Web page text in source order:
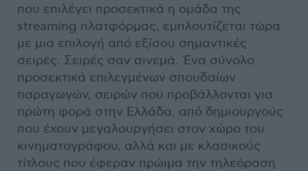
που επιλέγει προσεκτικά η ομάδα της
streaming πλατφόρμας, εμπλουτίζεται τώρα
με μια επιλογή από εξίσου σημαντικές
σειρές. Σειρές σαν σινεμά. Ένα σύνολο
προσεκτικά επιλεγμένων σπουδαίων
παραγωγών, σειρών που προβάλλονται για
πρώτη φορά στην Ελλάδα, από δημιουργούς
που έχουν μεγαλουργήσει στον χώρο του
κινηματογράφου, αλλά και με κλασικούς
τίτλους που έφεραν πρώιμα την τηλεόραση